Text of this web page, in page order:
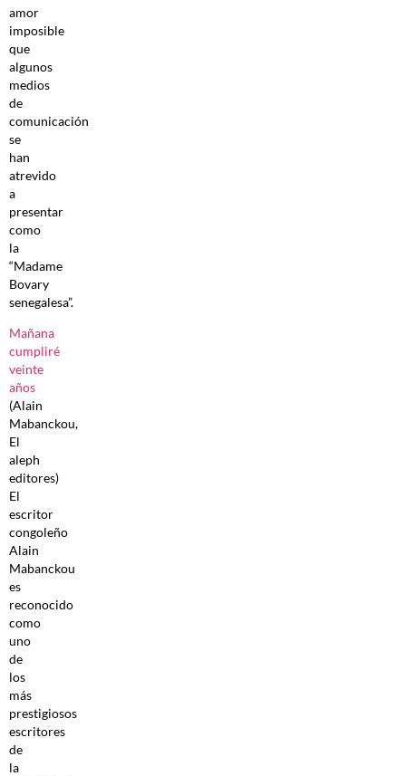
amor
imposible
que
algunos
medios
de
comunicación
se
han
atrevido
a
presentar
como
la
“Madame
Bovary
senegalesa”.
Mañana
cumpliré
veinte
años
(Alain
Mabanckou,
El
aleph
editores)
El
escritor
congoleño
Alain
Mabanckou
es
reconocido
como
uno
de
los
más
prestigiosos
escritores
de
la